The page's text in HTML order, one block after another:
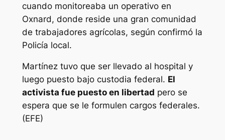
cuando monitoreaba un operativo en
Oxnard, donde reside una gran comunidad
de trabajadores agrícolas, según confirmó la
Policía local.
Martínez tuvo que ser llevado al hospital y
luego puesto bajo custodia federal. El
activista fue puesto en libertad pero se
espera que se le formulen cargos federales.
(EFE)